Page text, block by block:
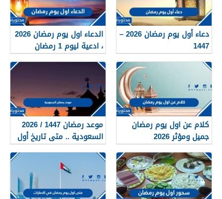
دعاء أول يوم رمضان 2026 –
1447
الدعاء اول يوم رمضان 2026
، ادعية ليوم 1 رمضان
مكتوبة وبالصور
كلام عن اول يوم رمضان
جميل ومؤثر 2026
موعد رمضان 1447 / 2026
السعودية .. متى تاريخ أول
يوم رمضان في السعودية